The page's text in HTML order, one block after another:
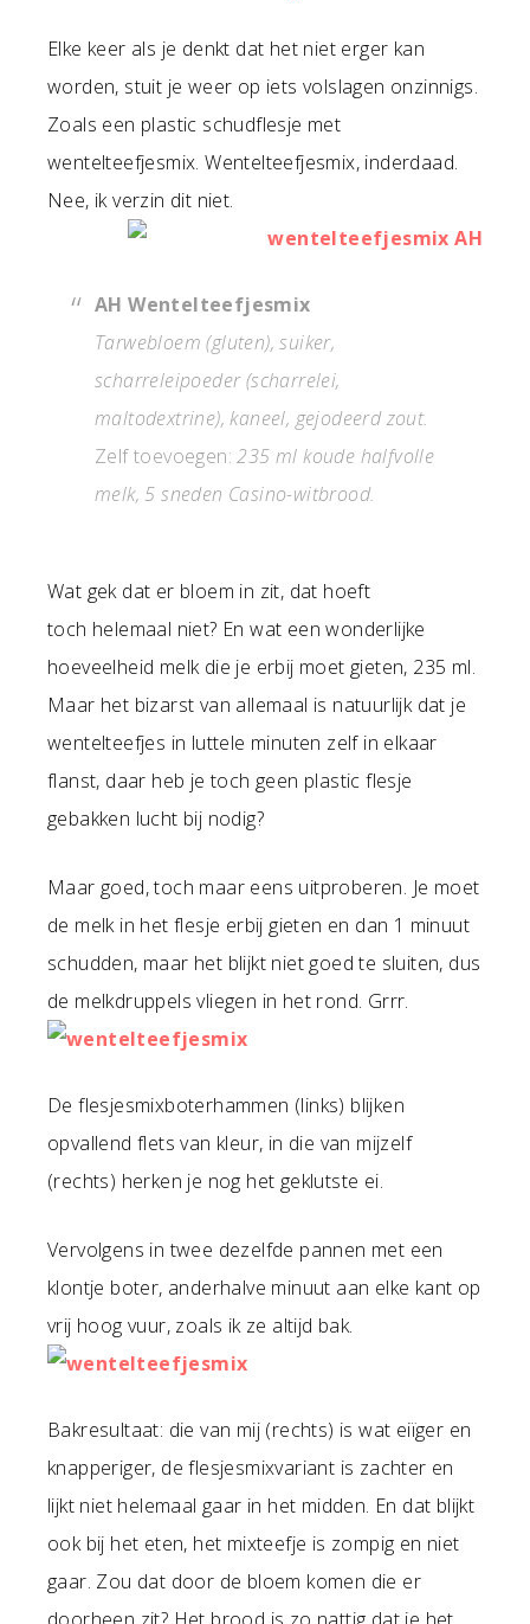
Elke keer als je denkt dat het niet erger kan
worden, stuit je weer op iets volslagen onzinnigs.
Zoals een plastic schudflesje met
wentelteefjesmix. Wentelteefjesmix, inderdaad.
Nee, ik verzin dit niet.
AH Wentelteefjesmix
Tarwebloem (gluten), suiker,
scharreleipoeder (scharrelei,
maltodextrine), kaneel, gejodeerd zout.
Zelf toevoegen: 235 ml koude halfvolle
melk, 5 sneden Casino-witbrood.
Wat gek dat er bloem in zit, dat hoeft
toch helemaal niet? En wat een wonderlijke
hoeveelheid melk die je erbij moet gieten, 235 ml.
Maar het bizarst van allemaal is natuurlijk dat je
wentelteefjes in luttele minuten zelf in elkaar
flanst, daar heb je toch geen plastic flesje
gebakken lucht bij nodig?
Maar goed, toch maar eens uitproberen. Je moet
de melk in het flesje erbij gieten en dan 1 minuut
schudden, maar het blijkt niet goed te sluiten, dus
de melkdruppels vliegen in het rond. Grrr.
De flesjesmixboterhammen (links) blijken
opvallend flets van kleur, in die van mijzelf
(rechts) herken je nog het geklutste ei.
Vervolgens in twee dezelfde pannen met een
klontje boter, anderhalve minuut aan elke kant op
vrij hoog vuur, zoals ik ze altijd bak.
Bakresultaat: die van mij (rechts) is wat eiïger en
knapperiger, de flesjesmixvariant is zachter en
lijkt niet helemaal gaar in het midden. En dat blijkt
ook bij het eten, het mixteefje is zompig en niet
gaar. Zou dat door de bloem komen die er